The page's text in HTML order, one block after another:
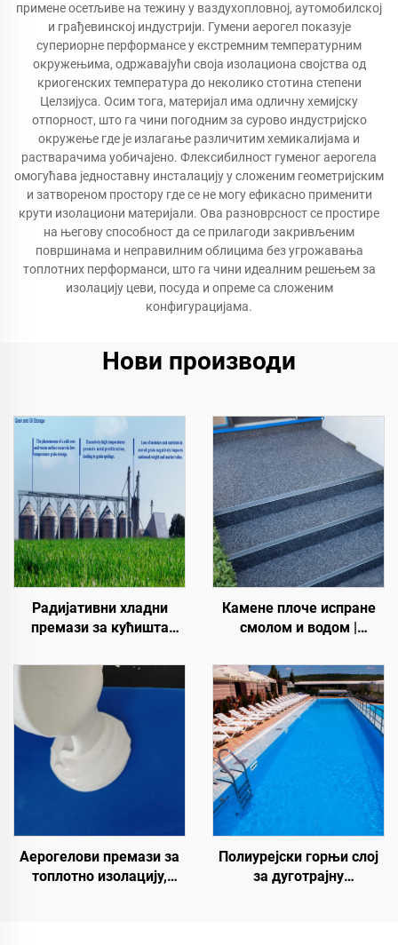
примене осетљиве на тежину у ваздухопловној, аутомобилској
и грађевинској индустрији. Гумени аерогел показује
супериорне перформансе у екстремним температурним
окружењима, одржавајући своја изолациона својства од
криогенских температура до неколико стотина степени
Целзијуса. Осим тога, материјал има одличну хемијску
отпорност, што га чини погодним за сурово индустријско
окружење где је излагање различитим хемикалијама и
растварачима уобичајено. Флексибилност гуменог аерогела
омогућава једноставну инсталацију у сложеним геометријским
и затвореном простору где се не могу ефикасно применити
крути изолациони материјали. Ова разноврсност се простире
на његову способност да се прилагоди закривљеним
површинама и неправилним облицима без угрожавања
топлотних перформанси, што га чини идеалним решењем за
изолацију цеви, посуда и опреме са сложеним
конфигурацијама.
Нови производи
Радијативни хладни
премази за кућишта
кабинета, зграда
фабрике плоча од
бојевог челика,
резервоар за
складиштење житарица,
резервоар за
складиштење уља
Камене плоче испране
смолом и водом |
кристални камен,
камени тепих за
комерцијалне и
стамбене објекте
Аерогелови премази за
топлотно изолацију,
Полиурејски горњи слој
за дуготрајну